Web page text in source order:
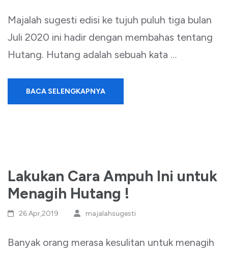
Majalah sugesti edisi ke tujuh puluh tiga bulan
Juli 2020 ini hadir dengan membahas tentang
Hutang. Hutang adalah sebuah kata …
BACA SELENGKAPNYA
Lakukan Cara Ampuh Ini untuk
Menagih Hutang !
26 Apr,2019 majalahsugesti
Banyak orang merasa kesulitan untuk menagih